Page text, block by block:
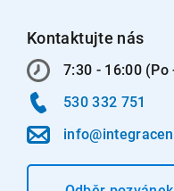
Kontaktujte nás
7:30 - 16:00 (Po
530 332 751